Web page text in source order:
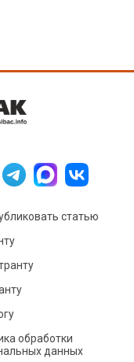
статью
обработки
данных